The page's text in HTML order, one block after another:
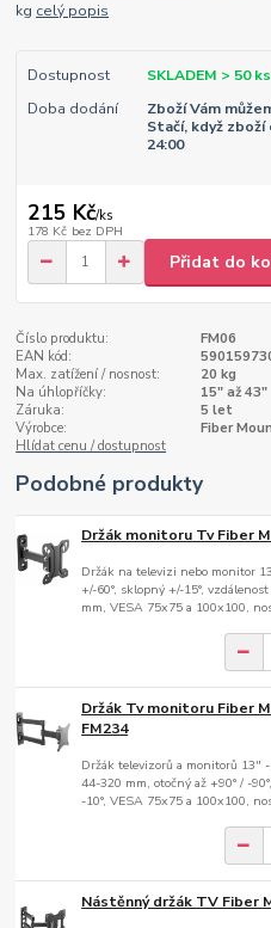
kg celý popis
Dostupnost
SKLADEM > 50 ks
Doba dodání
Zboží Vám
Stačí, když
24:00
215 Kč/ks
178 Kč bez DPH
Přidat do
Číslo produktu:
FM06
EAN kód:
Max. zatížení / nosnost:
20 kg
Na úhlopříčky:
15" až 43"
Záruka:
5 let
Výrobce:
Fiber
Hlídat cenu / dostupnost
Podobné produkty
Držák monitoru Tv Fiber
Držák na televizi nebo monitor
+/-60°, sklopný +/-15°,
mm, VESA 75x75 a 100x100,
Držák Tv monitoru Fiber
FM234
Držák televizorů a monitorů 13"
44-320 mm, otočný až +90° / -
-10°, VESA 75x75 a 100x100,
Nástěnný držák TV Fiber